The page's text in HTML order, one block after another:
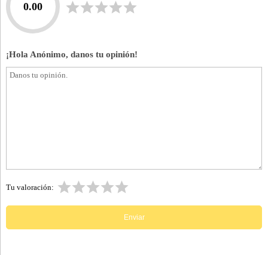
0.00
¡Hola Anónimo, danos tu opinión!
Tu valoración: